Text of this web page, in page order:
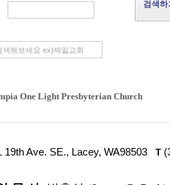
One Light Presbyterian Church
19th Ave. SE., Lacey, WA98503 T